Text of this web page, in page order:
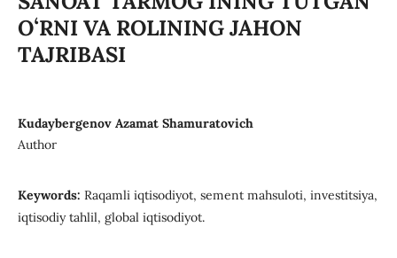
OʻRNI VA ROLINING JAHON
TAJRIBASI
Kudaybergenov Azamat Shamuratovich
Author
Keywords: Raqamli iqtisodiyot, sement mahsuloti, investitsiya,
iqtisodiy tahlil, global iqtisodiyot.